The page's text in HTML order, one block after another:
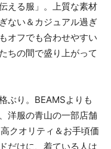
える服」。上質な素材
ない＆カジュアル過ぎ
オフでも合わせやすい
ちの間で盛り上がって
ぶり。BEAMSよりも
洋服の青山の一部店舗
クオリティ＆お手頃価
だけに、着ている人は